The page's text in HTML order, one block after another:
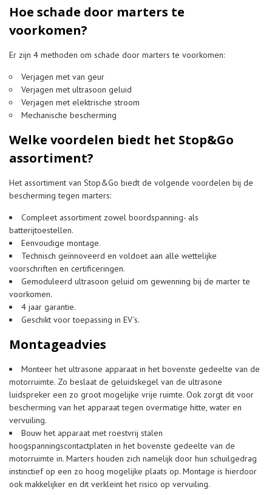
Hoe schade door marters te
voorkomen?
Er zijn 4 methoden om schade door marters te voorkomen:
Verjagen met van geur
Verjagen met ultrasoon geluid
Verjagen met elektrische stroom
Mechanische bescherming
Welke voordelen biedt het Stop&Go
assortiment?
Het assortiment van Stop&Go biedt de volgende voordelen bij de
bescherming tegen marters:
Compleet assortiment zowel boordspanning- als
batterijtoestellen.
Eenvoudige montage.
Technisch geïnnoveerd en voldoet aan alle wettelijke
voorschriften en certificeringen.
Gemoduleerd ultrasoon geluid om gewenning bij de marter te
voorkomen.
4 jaar garantie.
Geschikt voor toepassing in EV’s.
Montageadvies
Monteer het ultrasone apparaat in het bovenste gedeelte van de
motorruimte. Zo beslaat de geluidskegel van de ultrasone
luidspreker een zo groot mogelijke vrije ruimte. Ook zorgt dit voor
bescherming van het apparaat tegen overmatige hitte, water en
vervuiling.
Bouw het apparaat met roestvrij stalen
hoogspanningscontactplaten in het bovenste gedeelte van de
motorruimte in. Marters houden zich namelijk door hun schuilgedrag
instinctief op een zo hoog mogelijke plaats op. Montage is hierdoor
ook makkelijker en dit verkleint het risico op vervuiling.